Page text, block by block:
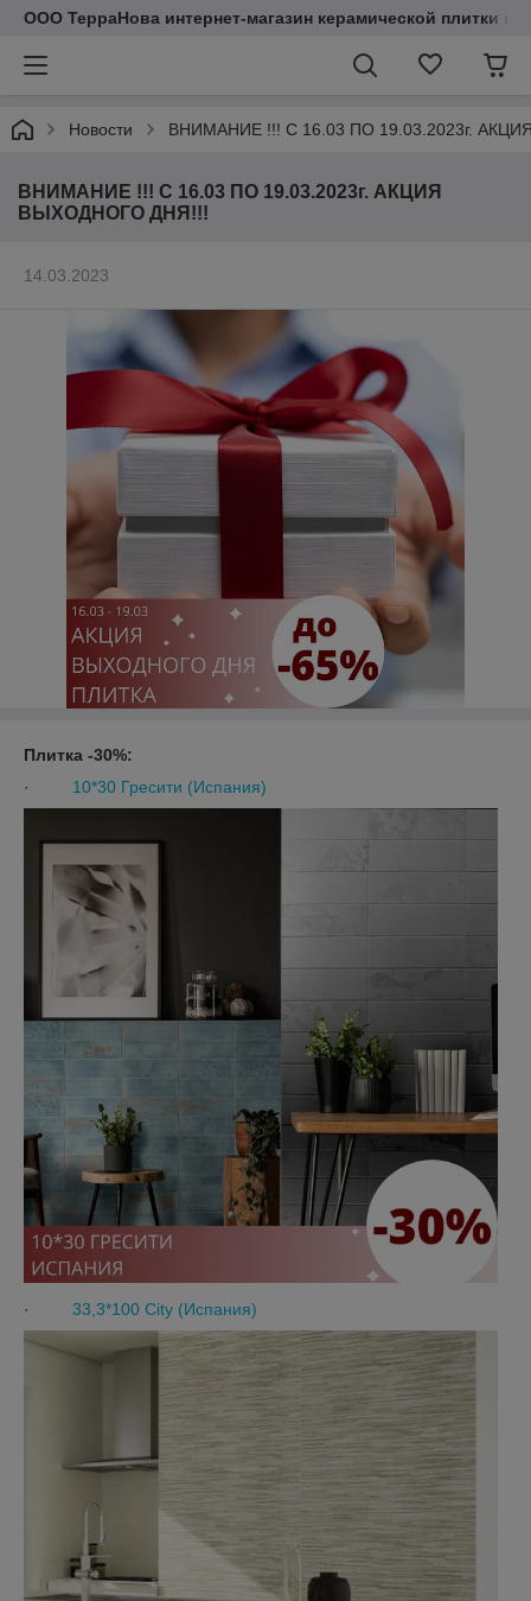
ООО ТерраНова интернет-магазин керамической плитки и
Новости ВНИМАНИЕ !!! С 16.03 ПО 19.03.2023г.
ВНИМАНИЕ !!! С 16.03 ПО 19.03.2023г. АКЦИЯ
ВЫХОДНОГО ДНЯ!!!
14.03.2023
Плитка -30%:
· 10*30 Гресити (Испания)
· 33,3*100 City (Испания)